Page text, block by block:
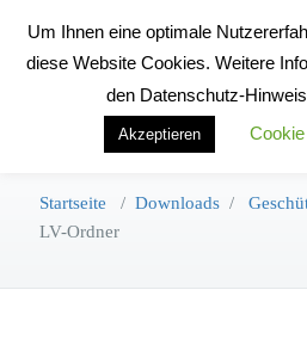
LV-Ordner
Startseite / Downloads /
LV-Ordner
Um Ihnen eine optimale
diese Website Cookies. Weitere
den Datenschutz-
Akzeptieren